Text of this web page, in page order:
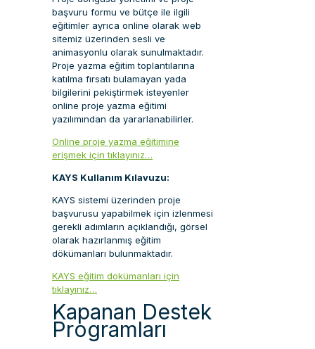
başvuru formu ve bütçe ile ilgili
eğitimler ayrıca online olarak web
sitemiz üzerinden sesli ve
animasyonlu olarak sunulmaktadır.
Proje yazma eğitim toplantılarına
katılma fırsatı bulamayan yada
bilgilerini pekiştirmek isteyenler
online proje yazma eğitimi
yazılımından da yararlanabilirler.
Online proje yazma eğitimine
erişmek için tıklayınız…
KAYS Kullanım Kılavuzu:
KAYS sistemi üzerinden proje
başvurusu yapabilmek için izlenmesi
gerekli adımların açıklandığı, görsel
olarak hazırlanmış eğitim
dökümanları bulunmaktadır.
KAYS eğitim dokümanları için
tıklayınız…
Kapanan Destek
Programları